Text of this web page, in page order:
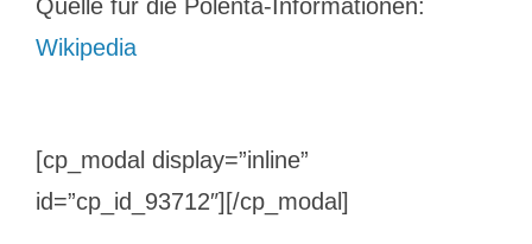
Quelle für die Polenta-Informationen:
Wikipedia
[cp_modal display=”inline”
id=”cp_id_93712″][/cp_modal]